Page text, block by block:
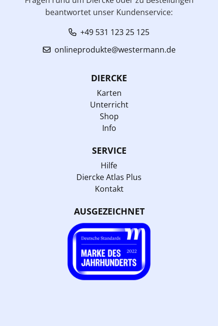
beantwortet unser Kundenservice:
+49 531 123 25 125
onlineprodukte@westermann.de
DIERCKE
Karten
Unterricht
Shop
Info
SERVICE
Hilfe
Diercke Atlas Plus
Kontakt
AUSGEZEICHNET